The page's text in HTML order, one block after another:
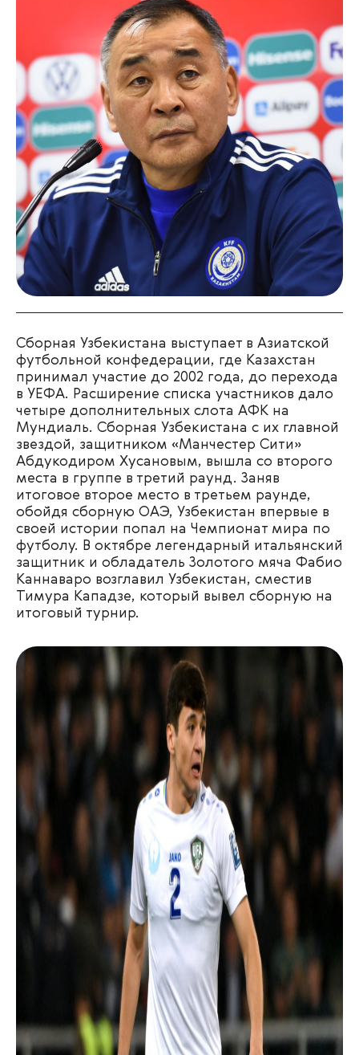
Сборная Узбекистана выступает в Азиатской
футбольной конфедерации, где Казахстан
принимал участие до 2002 года, до перехода
в УЕФА. Расширение списка участников дало
четыре дополнительных слота АФК на
Мундиаль. Сборная Узбекистана с их главной
звездой, защитником «Манчестер Сити»
Абдукодиром Хусановым, вышла со второго
места в группе в третий раунд. Заняв
итоговое второе место в третьем раунде,
обойдя сборную ОАЭ, Узбекистан впервые в
своей истории попал на Чемпионат мира по
футболу. В октябре легендарный итальянский
защитник и обладатель Золотого мяча Фабио
Каннаваро возглавил Узбекистан, сместив
Тимура Кападзе, который вывел сборную на
итоговый турнир.